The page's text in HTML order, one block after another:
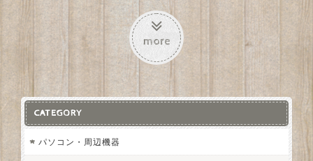
more
CATEGORY
パソコン・周辺機器